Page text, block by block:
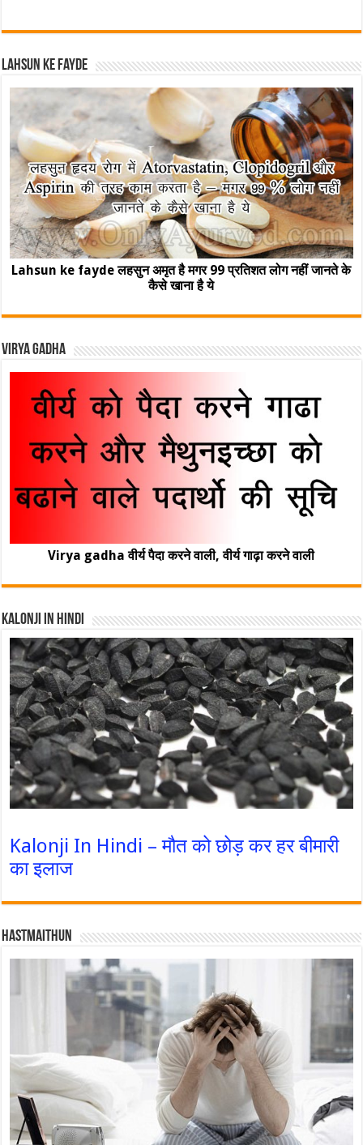
Lahsun ke fayde
Lahsun ke fayde लहसुन अमृत है मगर 99 प्रतिशत लोग नहीं जानते के
कैसे खाना है ये
Virya Gadha
Virya gadha वीर्य पैदा करने वाली, वीर्य गाढ़ा करने वाली
Kalonji In Hindi
Kalonji In Hindi – मौत को छोड़ कर हर बीमारी
का इलाज
Hastmaithun